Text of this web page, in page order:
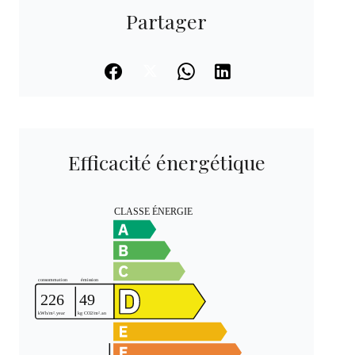
Partager
Efficacité énergétique